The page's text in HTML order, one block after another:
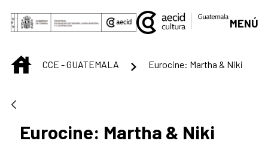
Skip to Main Content
MENÚ
INICIOCCE - GUATEMALA Eurocine: Martha & Niki
Eurocine: Martha & Niki